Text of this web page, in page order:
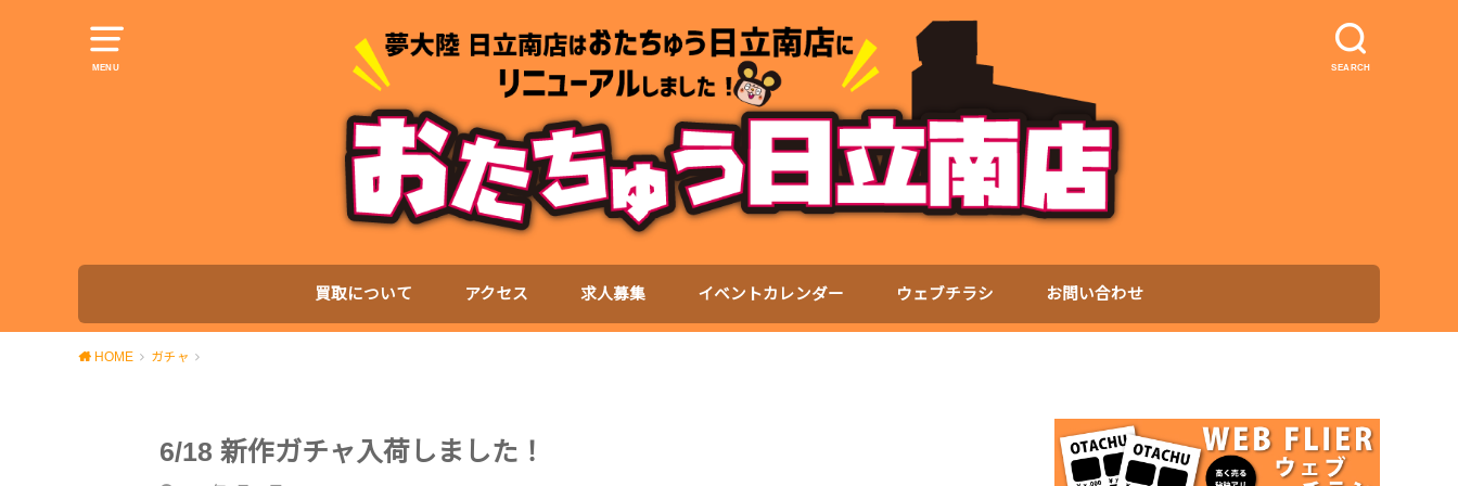
MENU SEARCH
買取について アクセス 求人募集 イベントカレンダー ウェブチラシ お問い合わせ
HOME ガチャ
6/18 新作ガチャ入荷しました！